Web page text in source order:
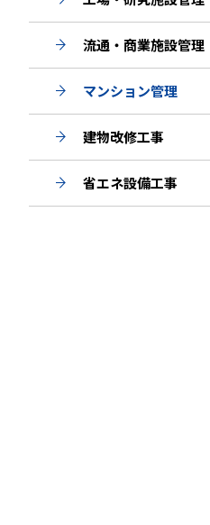
流通・商業施設管理
マンション管理
建物改修工事
省エネ設備工事